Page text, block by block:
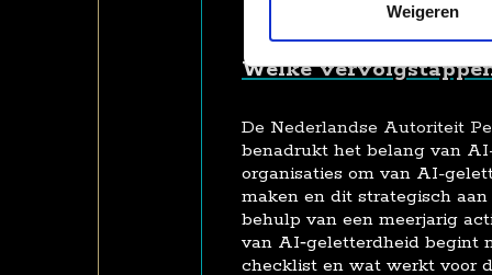
Weigeren
inkopers, beslissers en
Welke
De Nederlandse Autoriteit
benadrukt het belang van
organisaties om van AI-
maken en dit strategisch
behulp van een meerjarig
van AI‑geletterdheid begint
checklist en wat werkt voor